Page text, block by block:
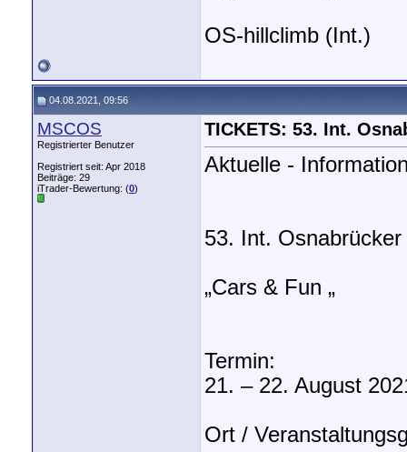
OS-hillclimb (Int.)
04.08.2021, 09:56
MSCOS
Registrierter Benutzer
Registriert seit: Apr 2018
Beiträge: 29
iTrader-Bewertung: (0)
TICKETS: 53. Int.
Aktuelle -
53. Int.
„Cars & Fun „
Termin:
21. – 22. August
Ort /